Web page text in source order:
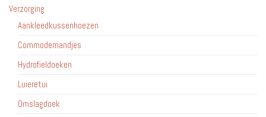
Verzorging
Aankleedkussenhoezen
Commodemandjes
Hydrofieldoeken
Luieretui
Omslagdoek